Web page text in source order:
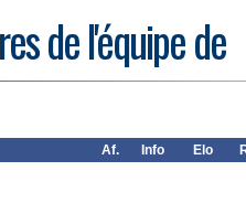
de l'équipe de
Af. Info Elo